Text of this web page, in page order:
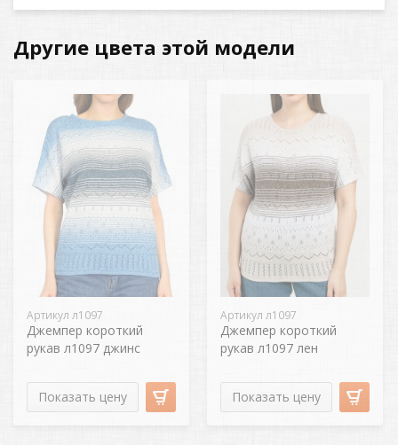
Другие цвета этой модели
Артикул л1097
Джемпер короткий
рукав л1097 джинс
Показать цену
Артикул л1097
Джемпер короткий
рукав л1097 лен
Показать цену